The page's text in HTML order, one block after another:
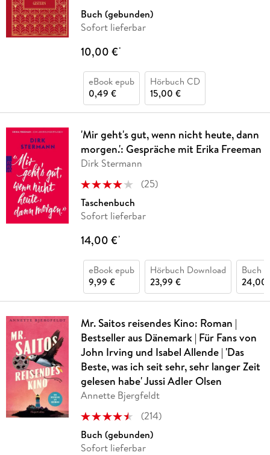
Buch (gebunden)
Sofort lieferbar
10,00 €*
eBook epub
0,49 €
Hörbuch CD
15,00 €
'Mir geht's gut, wenn nicht heute, dann
morgen.': Gespräche mit Erika Freeman
Dirk Stermann
(25)
Taschenbuch
Sofort lieferbar
14,00 €*
eBook epub
9,99 €
Hörbuch Download
23,99 €
Buch
24,00
Mr. Saitos reisendes Kino: Roman |
Bestseller aus Dänemark | Für Fans von
John Irving und Isabel Allende | 'Das
Beste, was ich seit sehr, sehr langer Zeit
gelesen habe' Jussi Adler Olsen
Annette Bjergfeldt
(214)
Buch (gebunden)
Sofort lieferbar